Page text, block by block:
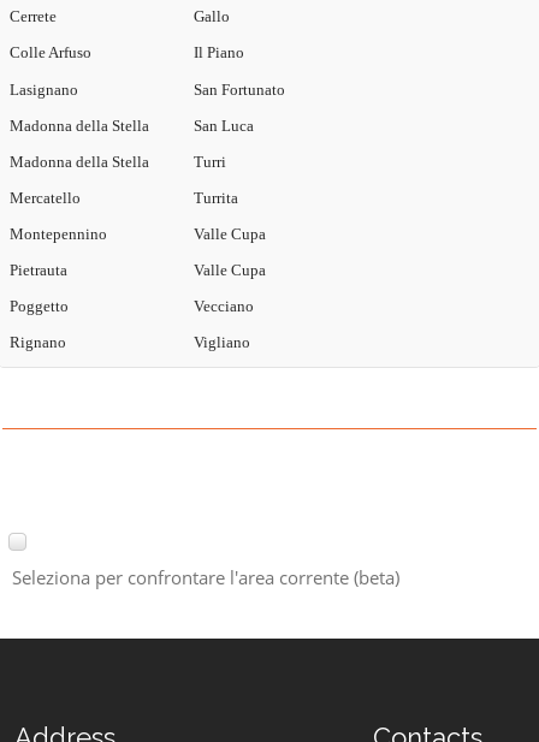
Cerrete
Colle Arfuso
Gallo
Il Piano
Lasignano
Madonna della Stella
Madonna della Stella
Mercatello
Montepennino
Pietrauta
Poggetto
Rignano
San Fortunato
San Luca
Turri
Turrita
Valle Cupa
Valle Cupa
Vecciano
Vigliano
Seleziona per confrontare l'area corrente (beta)